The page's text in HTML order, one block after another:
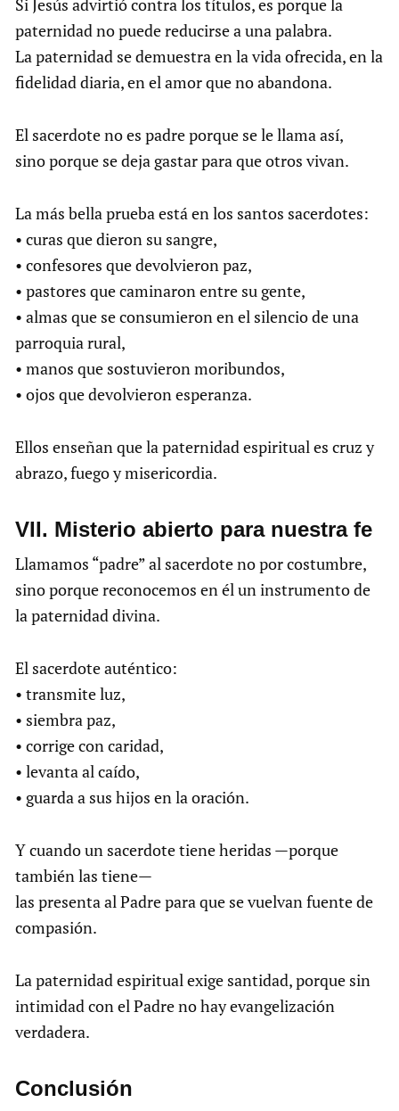
Si Jesús advirtió contra los títulos, es porque la
paternidad no puede reducirse a una palabra.
La paternidad se demuestra en la vida ofrecida, en la
fidelidad diaria, en el amor que no abandona.
El sacerdote no es padre porque se le llama así,
sino porque se deja gastar para que otros vivan.
La más bella prueba está en los santos sacerdotes:
• curas que dieron su sangre,
• confesores que devolvieron paz,
• pastores que caminaron entre su gente,
• almas que se consumieron en el silencio de una
parroquia rural,
• manos que sostuvieron moribundos,
• ojos que devolvieron esperanza.
Ellos enseñan que la paternidad espiritual es cruz y
abrazo, fuego y misericordia.
VII. Misterio abierto para nuestra fe
Llamamos “padre” al sacerdote no por costumbre,
sino porque reconocemos en él un instrumento de
la paternidad divina.
El sacerdote auténtico:
• transmite luz,
• siembra paz,
• corrige con caridad,
• levanta al caído,
• guarda a sus hijos en la oración.
Y cuando un sacerdote tiene heridas —porque
también las tiene—
las presenta al Padre para que se vuelvan fuente de
compasión.
La paternidad espiritual exige santidad, porque sin
intimidad con el Padre no hay evangelización
verdadera.
Conclusión